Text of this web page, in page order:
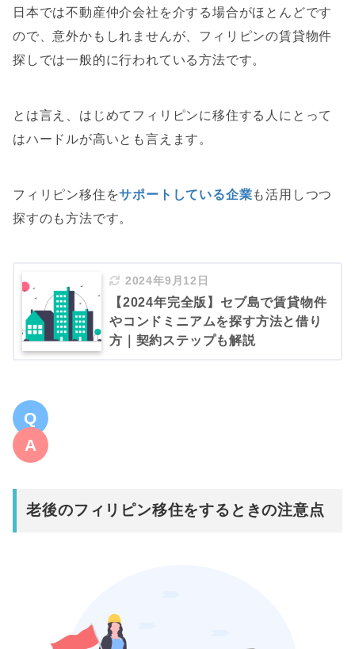
日本では不動産仲介会社を介する場合がほとんどです
ので、意外かもしれませんが、フィリピンの賃貸物件
探しでは一般的に行われている方法です。
とは言え、はじめてフィリピンに移住する人にとって
はハードルが高いとも言えます。
フィリピン移住をサポートしている企業も活用しつつ
探すのも方法です。
2024年9月12日
【2024年完全版】セブ島で賃貸物件
やコンドミニアムを探す方法と借り
方｜契約ステップも解説
老後のフィリピン移住をするときの注意点